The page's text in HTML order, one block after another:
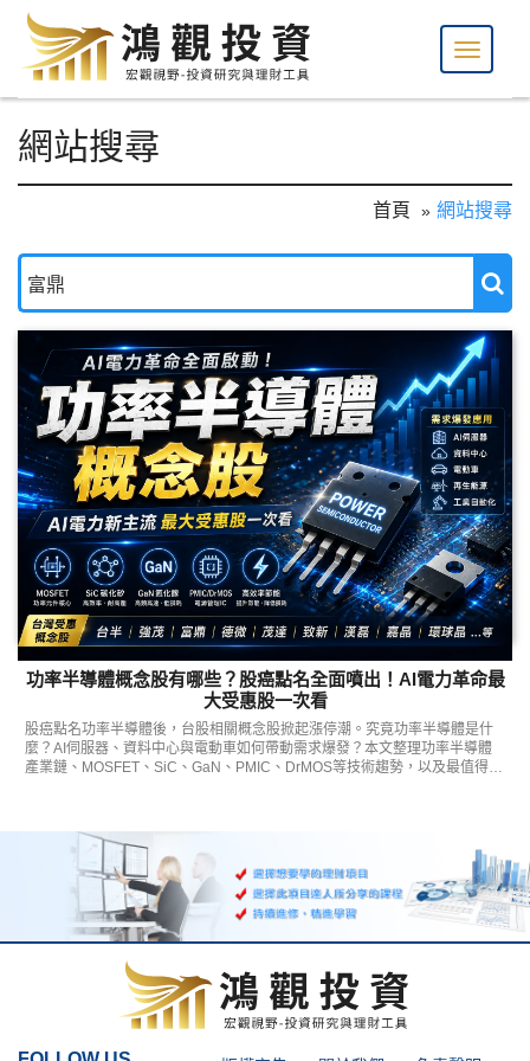
網站搜尋
首頁 網站搜尋
功率半導體概念股有哪些？股癌點名全面噴出！AI電力革命最
大受惠股一次看
股癌點名功率半導體後，台股相關概念股掀起漲停潮。究竟功率半導體是什
麼？AI伺服器、資料中心與電動車如何帶動需求爆發？本文整理功率半導體
產業鏈、MOSFET、SiC、GaN、PMIC、DrMOS等技術趨勢，以及最值得關